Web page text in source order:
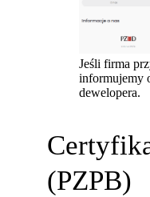
Jeśli firma
informujemy
dewelopera.
(PZPB)